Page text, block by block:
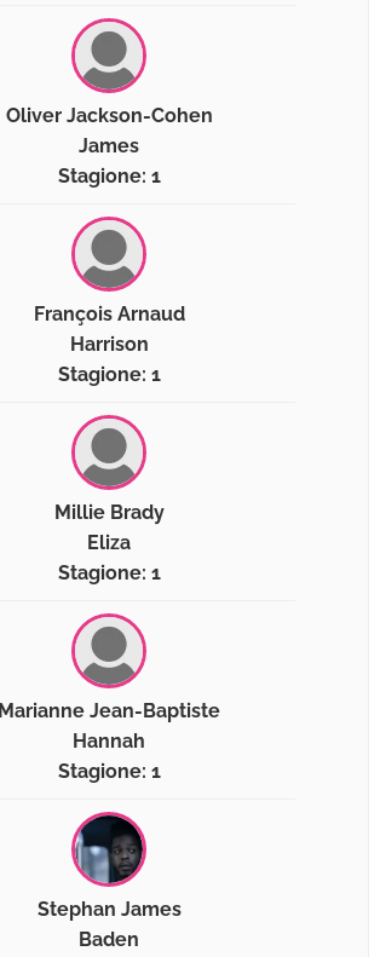
Oliver Jackson-Cohen
James
Stagione: 1
François Arnaud
Harrison
Stagione: 1
Millie Brady
Eliza
Stagione: 1
Marianne Jean-Baptiste
Hannah
Stagione: 1
Stephan James
Baden